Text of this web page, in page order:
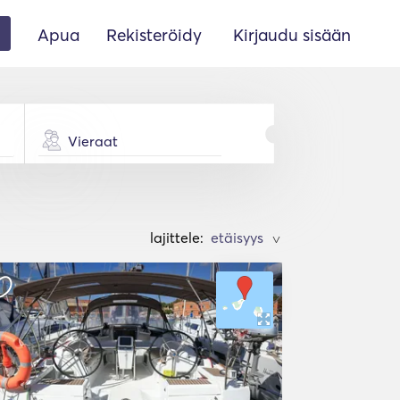
Apua Rekisteröidy Kirjaudu sisään
Vieraat
lajittele: >